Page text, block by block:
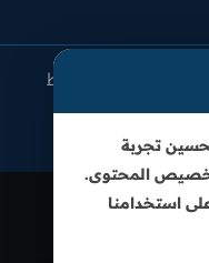
تجربة
المحتوى.
استخدامنا
سياسة ملفات الارتباط